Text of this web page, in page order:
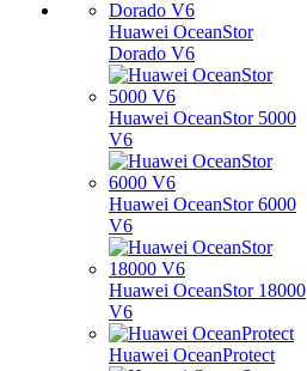
Huawei OceanStor
Dorado V6
Huawei OceanStor 5000
V6
Huawei OceanStor 6000
V6
Huawei OceanStor 18000
V6
Huawei OceanProtect